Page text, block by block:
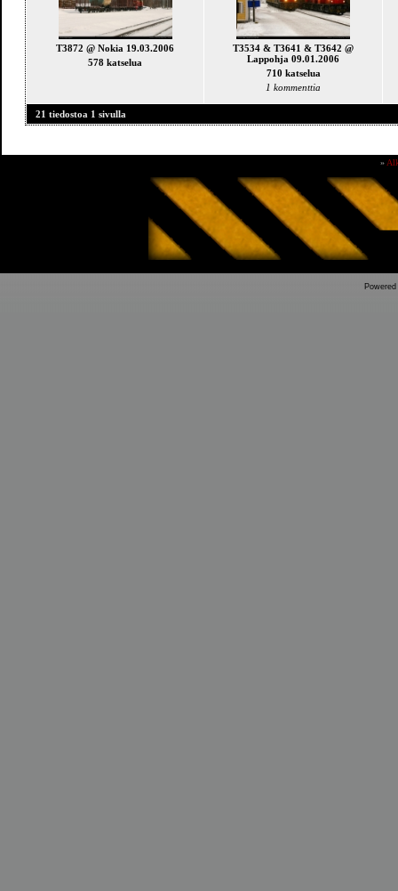
T3872 @ Nokia 19.03.2006
578 katselua
T3534 & T3641 & T3642 @
Lappohja 09.01.2006
710 katselua
1 kommenttia
21 tiedostoa 1 sivulla
»